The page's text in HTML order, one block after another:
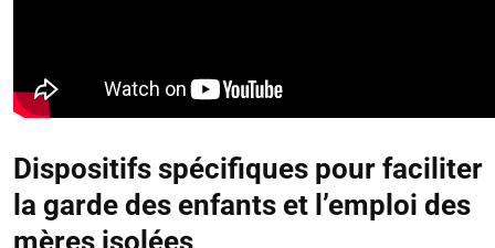
Dispositifs spécifiques pour faciliter
la garde des enfants et l’emploi des
mères isolées